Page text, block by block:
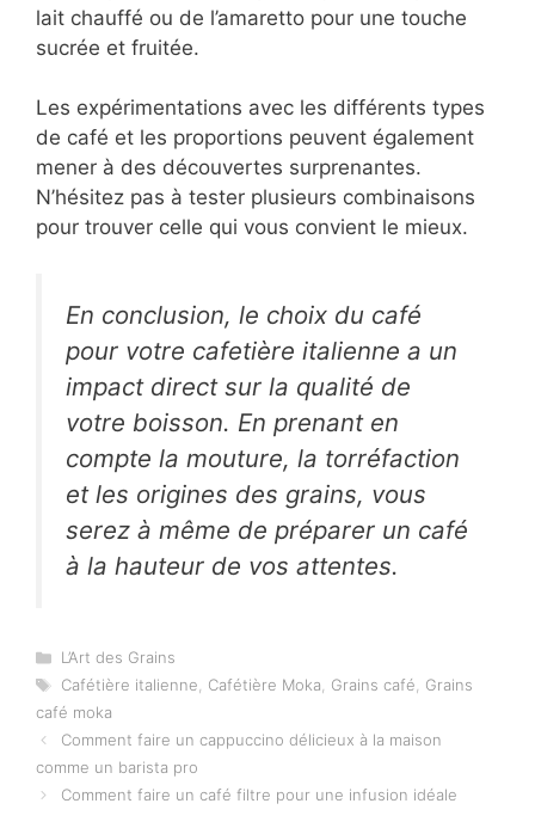
lait chauffé ou de l’amaretto pour une touche
sucrée et fruitée.
Les expérimentations avec les différents types
de café et les proportions peuvent également
mener à des découvertes surprenantes.
N’hésitez pas à tester plusieurs combinaisons
pour trouver celle qui vous convient le mieux.
En conclusion, le choix du café
pour votre cafetière italienne a un
impact direct sur la qualité de
votre boisson. En prenant en
compte la mouture, la torréfaction
et les origines des grains, vous
serez à même de préparer un café
à la hauteur de vos attentes.
Catégories
L’Art des Grains
Étiquettes
Cafétière italienne, Cafétière Moka, Grains café, Grains
café moka
Comment faire un cappuccino délicieux à la maison
comme un barista pro
Comment faire un café filtre pour une infusion idéale